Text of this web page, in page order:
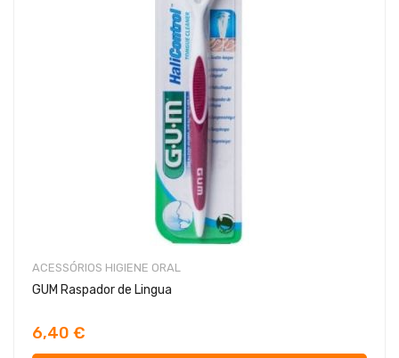
ACESSÓRIOS HIGIENE ORAL
GUM Raspador de Lingua
6,40 €